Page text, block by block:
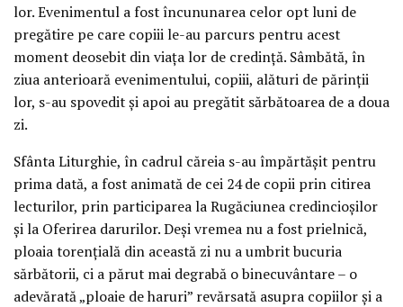
lor. Evenimentul a fost încununarea celor opt luni de
pregătire pe care copiii le-au parcurs pentru acest
moment deosebit din viața lor de credință. Sâmbătă, în
ziua anterioară evenimentului, copiii, alături de părinții
lor, s-au spovedit și apoi au pregătit sărbătoarea de a doua
zi.
Sfânta Liturghie, în cadrul căreia s-au împărtășit pentru
prima dată, a fost animată de cei 24 de copii prin citirea
lecturilor, prin participarea la Rugăciunea credincioșilor
și la Oferirea darurilor. Deși vremea nu a fost prielnică,
ploaia torențială din această zi nu a umbrit bucuria
sărbătorii, ci a părut mai degrabă o binecuvântare – o
adevărată „ploaie de haruri” revărsată asupra copiilor și a